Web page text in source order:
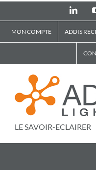
MON COMPTE ADDIS
LE SAVOIR-ECLAIRER